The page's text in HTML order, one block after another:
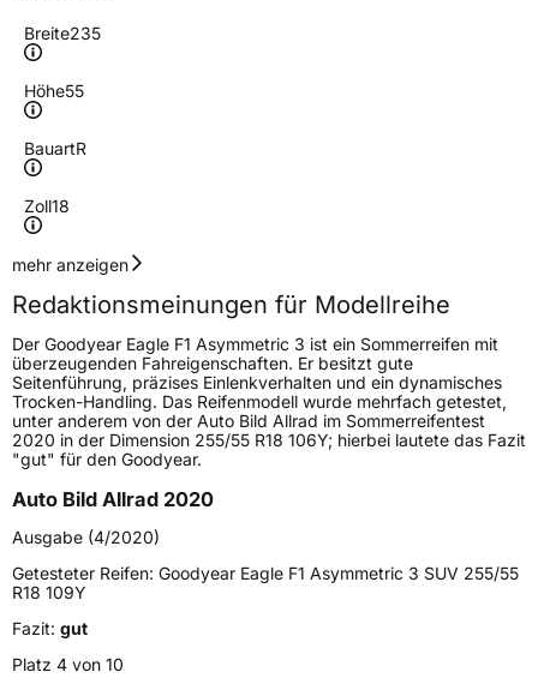
Breite235
Höhe55
BauartR
Zoll18
Geschwindigkeitsindex
Höchstgeschwindigkeit
300 km/h
Lastindex104
Höchstlast900 kg
Gewicht (in kg)12,7 kg
Generelle Merkmale
FahrzeugtypPKW
VerwendungSommerreifen
Modellname
FahrzeugartPKW & SUV
mehr anzeigen
Redaktionsmeinungen für Modellreihe
Der Goodyear Eagle F1 Asymmetric 3 ist ein Sommerreifen mit
überzeugenden Fahreigenschaften. Er besitzt gute
Seitenführung, präzises Einlenkverhalten und ein dynamisches
Trocken-Handling. Das Reifenmodell wurde mehrfach getestet,
unter anderem von der Auto Bild Allrad im Sommerreifentest
2020 in der Dimension 255/55 R18 106Y; hierbei lautete das Fazit
"gut" für den Goodyear.
Auto Bild Allrad 2020
Ausgabe (4/2020)
Getesteter Reifen: Goodyear Eagle F1 Asymmetric 3 SUV 255/55
R18 109Y
Fazit: gut
Platz 4 von 10